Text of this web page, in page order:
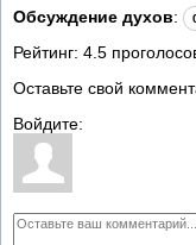
Обсуждение духов:
Рейтинг: 4.5
Оставьте свой
Войдите: